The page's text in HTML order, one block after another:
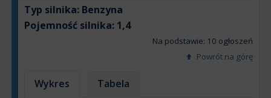
Typ silnika: Benzyna
Pojemność silnika: 1,4
Na podstawie: 10 ogłoszeń
Powrót na górę
Wykres Tabela